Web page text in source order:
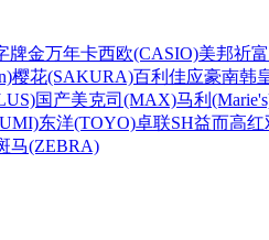
牌金万年卡西欧(CASIO)美邦祈富
樱花(SAKURA)百利佳应豪南韩
国产美克司(MAX)马利
东洋(TOYO)卓联SH益而高红
马(ZEBRA)